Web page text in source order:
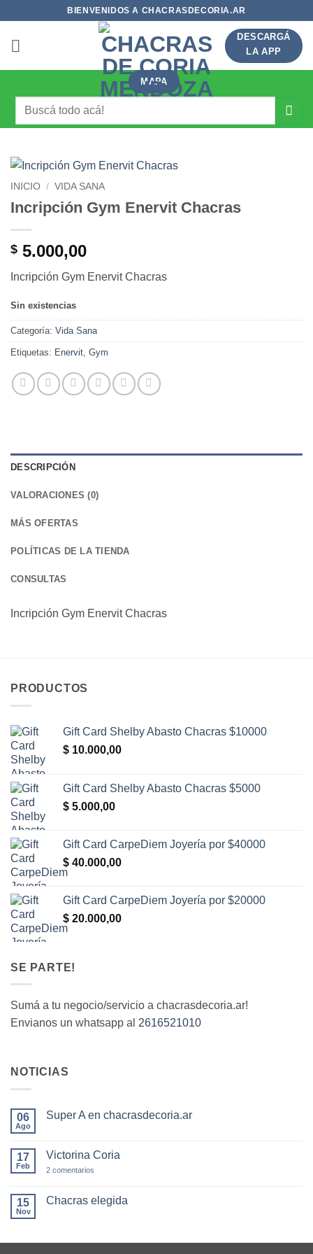
contenido
BIENVENIDOS A CHACRASDECORIA.AR
DESCARGÁ
LA APP
MAPA
Buscar
INICIO / VIDA SANA
Incripción Gym Enervit Chacras
$ 5.000,00
Incripción Gym Enervit Chacras
Sin existencias
Categoría: Vida Sana
Etiquetas: Enervit, Gym
DESCRIPCIÓN
VALORACIONES (0)
MÁS OFERTAS
POLÍTICAS DE LA TIENDA
CONSULTAS
Incripción Gym Enervit Chacras
PRODUCTOS
Gift Card Shelby Abasto Chacras $10000
$ 10.000,00
Gift Card Shelby Abasto Chacras $5000
$ 5.000,00
Gift Card CarpeDiem Joyería por $40000
$ 40.000,00
Gift Card CarpeDiem Joyería por $20000
$ 20.000,00
SE PARTE!
Sumá a tu negocio/servicio a chacrasdecoria.ar!
Envianos un whatsapp al 2616521010
NOTICIAS
06
Ago
Super A en chacrasdecoria.ar
en
A
17
Feb
Victorina Coria
2 comentarios
15
Nov
Chacras elegida
en